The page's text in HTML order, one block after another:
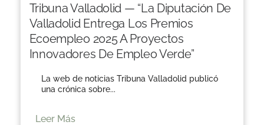
Tribuna Valladolid — “La Diputación De
Valladolid Entrega Los Premios
Ecoempleo 2025 A Proyectos
Innovadores De Empleo Verde”
La web de noticias Tribuna Valladolid publicó
una crónica sobre...
Leer Más